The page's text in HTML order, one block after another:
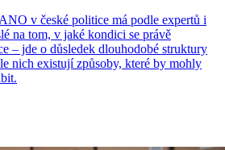
v české politice má podle expertů i
na tom, v jaké kondici se právě
– jde o důsledek dlouhodobé struktury
nich existují způsoby, které by mohly